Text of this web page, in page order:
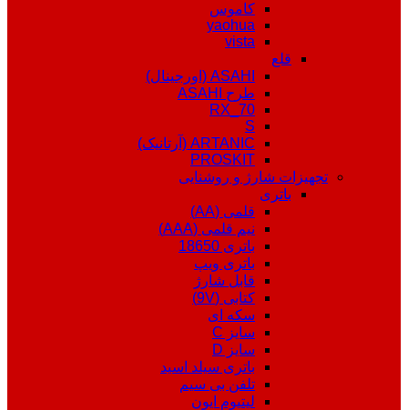
کاموس
yaohua
vista
قلع
ASAHI (اورجینال)
طرح ASAHI
RX_70
S
ARTANIC (آرتانیک)
PROSKIT
تجهیزات شارژ و روشنایی
باتری
قلمی (AA)
نیم قلمی (AAA)
باتری 18650
باتری ویپ
قابل شارژ
کتابی (9V)
سکه ای
سایز C
سایز D
باتری سیلد اسید
تلفن بی سیم
لیتیوم ایون